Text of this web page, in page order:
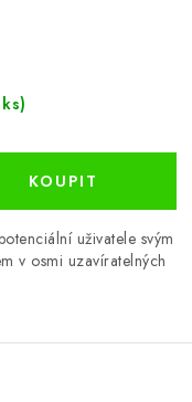
uživatele svým
v osmi uzavíratelných